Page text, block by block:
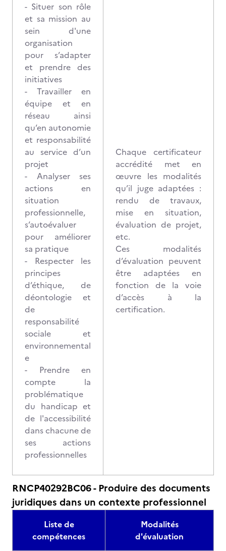
- Situer son rôle
et sa mission au
sein d'une
organisation
pour s’adapter
et prendre des
initiatives
- Travailler en
équipe et en
réseau ainsi
qu’en autonomie
et responsabilité
au service d’un
projet
- Analyser ses
actions en
situation
professionnelle,
s’autoévaluer
pour améliorer
sa pratique
- Respecter les
principes
d’éthique, de
déontologie et
de
responsabilité
sociale et
environnemental
e
- Prendre en
compte la
problématique
du handicap et
de l'accessibilité
dans chacune de
ses actions
professionnelles
Chaque certificateur
accrédité met en
œuvre les modalités
qu’il juge adaptées :
rendu de travaux,
mise en situation,
évaluation de projet,
etc.
Ces modalités
d’évaluation peuvent
être adaptées en
fonction de la voie
d’accès à la
certification.
RNCP40292BC06 - Produire des documents
juridiques dans un contexte professionnel
Liste de
compétences
Modalités
d'évaluation